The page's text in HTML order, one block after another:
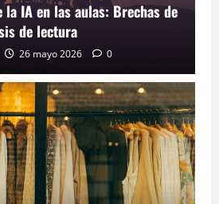
IA en las aulas: Brechas de
de lectura
26 mayo 2026 0